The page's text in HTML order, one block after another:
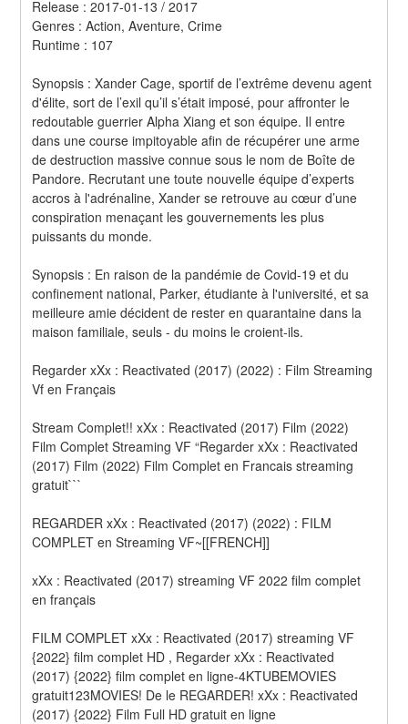
Release : 2017-01-13 / 2017
Genres : Action, Aventure, Crime
Runtime : 107
Synopsis : Xander Cage, sportif de l’extrême devenu agent
d'élite, sort de l’exil qu’il s’était imposé, pour affronter le
redoutable guerrier Alpha Xiang et son équipe. Il entre
dans une course impitoyable afin de récupérer une arme
de destruction massive connue sous le nom de Boîte de
Pandore. Recrutant une toute nouvelle équipe d’experts
accros à l'adrénaline, Xander se retrouve au cœur d’une
conspiration menaçant les gouvernements les plus
puissants du monde.
Synopsis : En raison de la pandémie de Covid-19 et du
confinement national, Parker, étudiante à l'université, et sa
meilleure amie décident de rester en quarantaine dans la
maison familiale, seuls - du moins le croient-ils.
Regarder xXx : Reactivated (2017) (2022) : Film Streaming
Vf en Français
Stream Complet!! xXx : Reactivated (2017) Film (2022)
Film Complet Streaming VF “Regarder xXx : Reactivated
(2017) Film (2022) Film Complet en Francais streaming
gratuit```
REGARDER xXx : Reactivated (2017) (2022) : FILM
COMPLET en Streaming VF~[[FRENCH]]
xXx : Reactivated (2017) streaming VF 2022 film complet
en français
FILM COMPLET xXx : Reactivated (2017) streaming VF
{2022} film complet HD , Regarder xXx : Reactivated
(2017) {2022} film complet en ligne-4KTUBEMOVIES
gratuit123MOVIES! De le REGARDER! xXx : Reactivated
(2017) {2022} Film Full HD gratuit en ligne